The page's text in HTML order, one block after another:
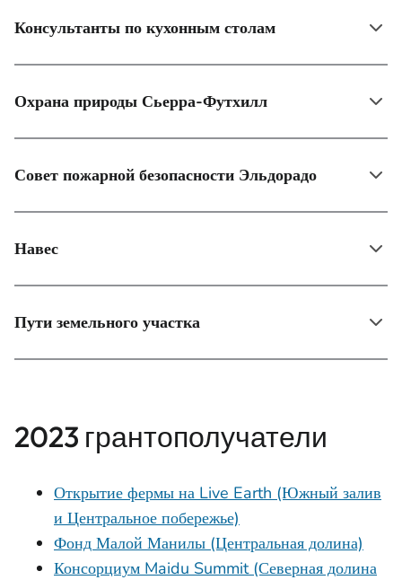
Консультанты по кухонным столам
Охрана природы Сьерра-Футхилл
Совет пожарной безопасности Эльдорадо
Навес
Пути земельного участка
2023 грантополучатели
Открытие фермы на Live Earth (Южный залив
и Центральное побережье)
Фонд Малой Манилы (Центральная долина)
Консорциум Maidu Summit (Северная долина